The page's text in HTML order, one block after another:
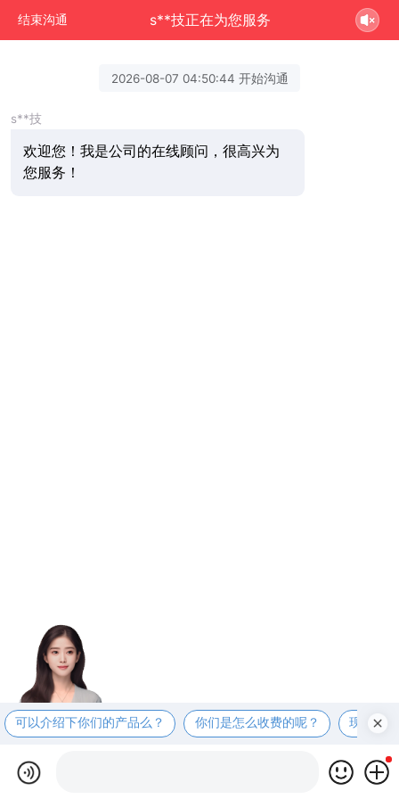
结束沟通 s**技正在为您服务
2026-08-07 04:50:44 开始沟通
s**技
欢迎您！我是公司的在线顾问，很高兴为
您服务！
可以介绍下你们的产品么？ 你们是怎么收费的呢？ 现在有